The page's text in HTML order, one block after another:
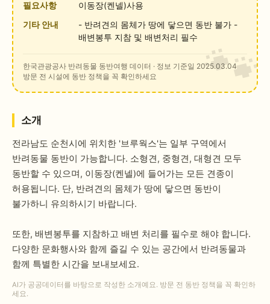
필요사항
이동장(켄넬)사용
기타 안내
- 반려견의 몸체가 땅에 닿으면 동반 불가 -
배변봉투 지참 및 배변처리 필수
한국관광공사 반려동물 동반여행 데이터 · 정보 기준일 2025.03.04
방문 전 시설에 동반 정책을 꼭 확인하세요
소개
전라남도 순천시에 위치한 '브루웍스'는 일부 구역에서
반려동물 동반이 가능합니다. 소형견, 중형견, 대형견 모두
동반할 수 있으며, 이동장(켄넬)에 들어가는 모든 견종이
허용됩니다. 단, 반려견의 몸체가 땅에 닿으면 동반이
불가하니 유의하시기 바랍니다.
또한, 배변봉투를 지참하고 배변 처리를 필수로 해야 합니다.
다양한 문화행사와 함께 즐길 수 있는 공간에서 반려동물과
함께 특별한 시간을 보내보세요.
AI가 공공데이터를 바탕으로 작성한 소개예요. 방문 전 동반 정책을 꼭 확인하
세요.